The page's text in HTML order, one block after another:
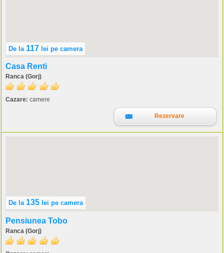
De la 117 lei pe camera
Casa Renti
Ranca (Gorj)
Cazare: camere
Rezervare
De la 135 lei pe camera
Pensiunea Tobo
Ranca (Gorj)